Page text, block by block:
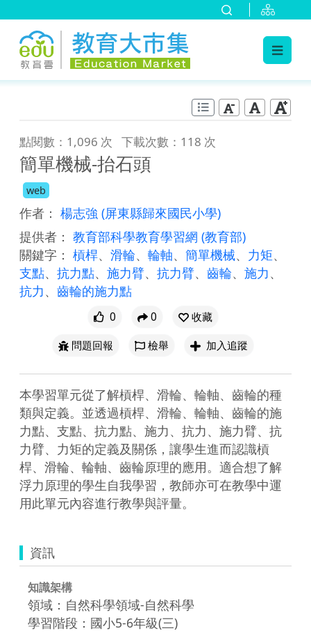
點閱數：1,096 次 下載次數：118 次
簡單機械-抬石頭
web
作者： 楊志強 (屏東縣歸來國民小學)
提供者： 教育部科學教育學習網 (教育部)
關鍵字： 槓桿、 滑輪、 輪軸、 簡單機械、 力矩、
支點、 抗力點、 施力臂、 抗力臂、 齒輪、 施力、
抗力、 齒輪的施力點
0 0
收藏
問題回報
檢舉 加入追蹤
本學習單元從了解槓桿、滑輪、輪軸、齒輪的種
類與定義。並透過槓桿、滑輪、輪軸、齒輪的施
力點、支點、抗力點、施力、抗力、施力臂、抗
力臂、力矩的定義及關係，讓學生進而認識槓
桿、滑輪、輪軸、齒輪原理的應用。適合想了解
浮力原理的學生自我學習，教師亦可在教學中運
用此單元內容進行教學與評量。
資訊
知識架構
領域：自然科學領域-自然科學
學習階段：國小5-6年級(三)